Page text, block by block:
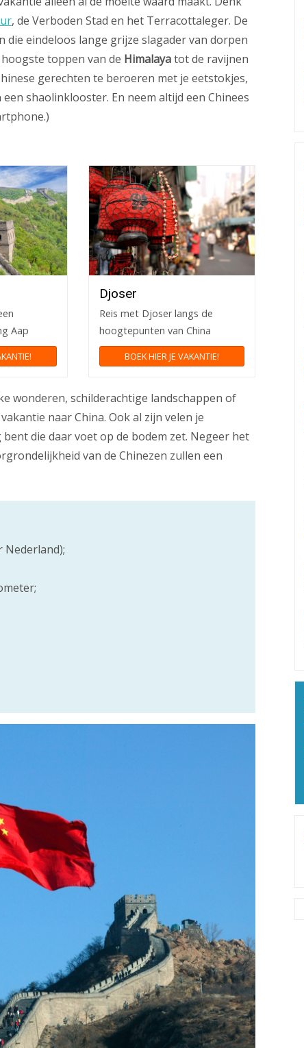
, de Verboden Stad en het Terracottaleger. De
die eindeloos lange grijze slagader van dorpen
toppen van de Himalayatot de ravijnen
gerechten te beroeren met je eetstokjes,
shaolinklooster. En neem altijd een Chinees
Aap
Djoser
Reis met Djoser langs de
hoogtepunten van China
BOEK HIER JE VAKANTIE!
wonderen, schilderachtige landschappen of
naar China. Ook al zijn velen je
die daar voet op de bodem zet. Negeer het
van de Chinezen zullen een
Nederland);